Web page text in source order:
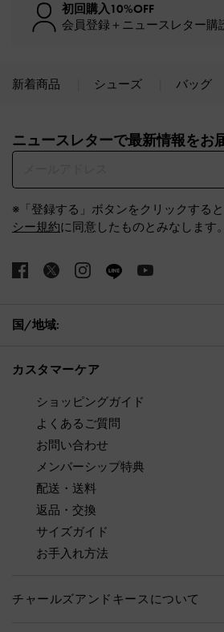
初回購入10%OFF
会員登録＋ニュースレター購
新着商品 シューズ バッグ
ニュースレターで最新情報をお
※「登録する」ボタンをクリックすると
シー規約に同意したものとみなします。
国/地域:
カスタマーケア
ショッピングガイド
よくあるご質問
お問い合わせ
メンバーシップ特典
配送・送料
返品・交換
サイズガイド
お手入れ方法
チャールズアンドキースについて